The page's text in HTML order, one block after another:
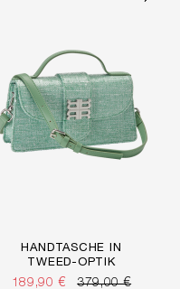
HANDTASCHE IN
TWEED-OPTIK
189,90 € 379,00 €